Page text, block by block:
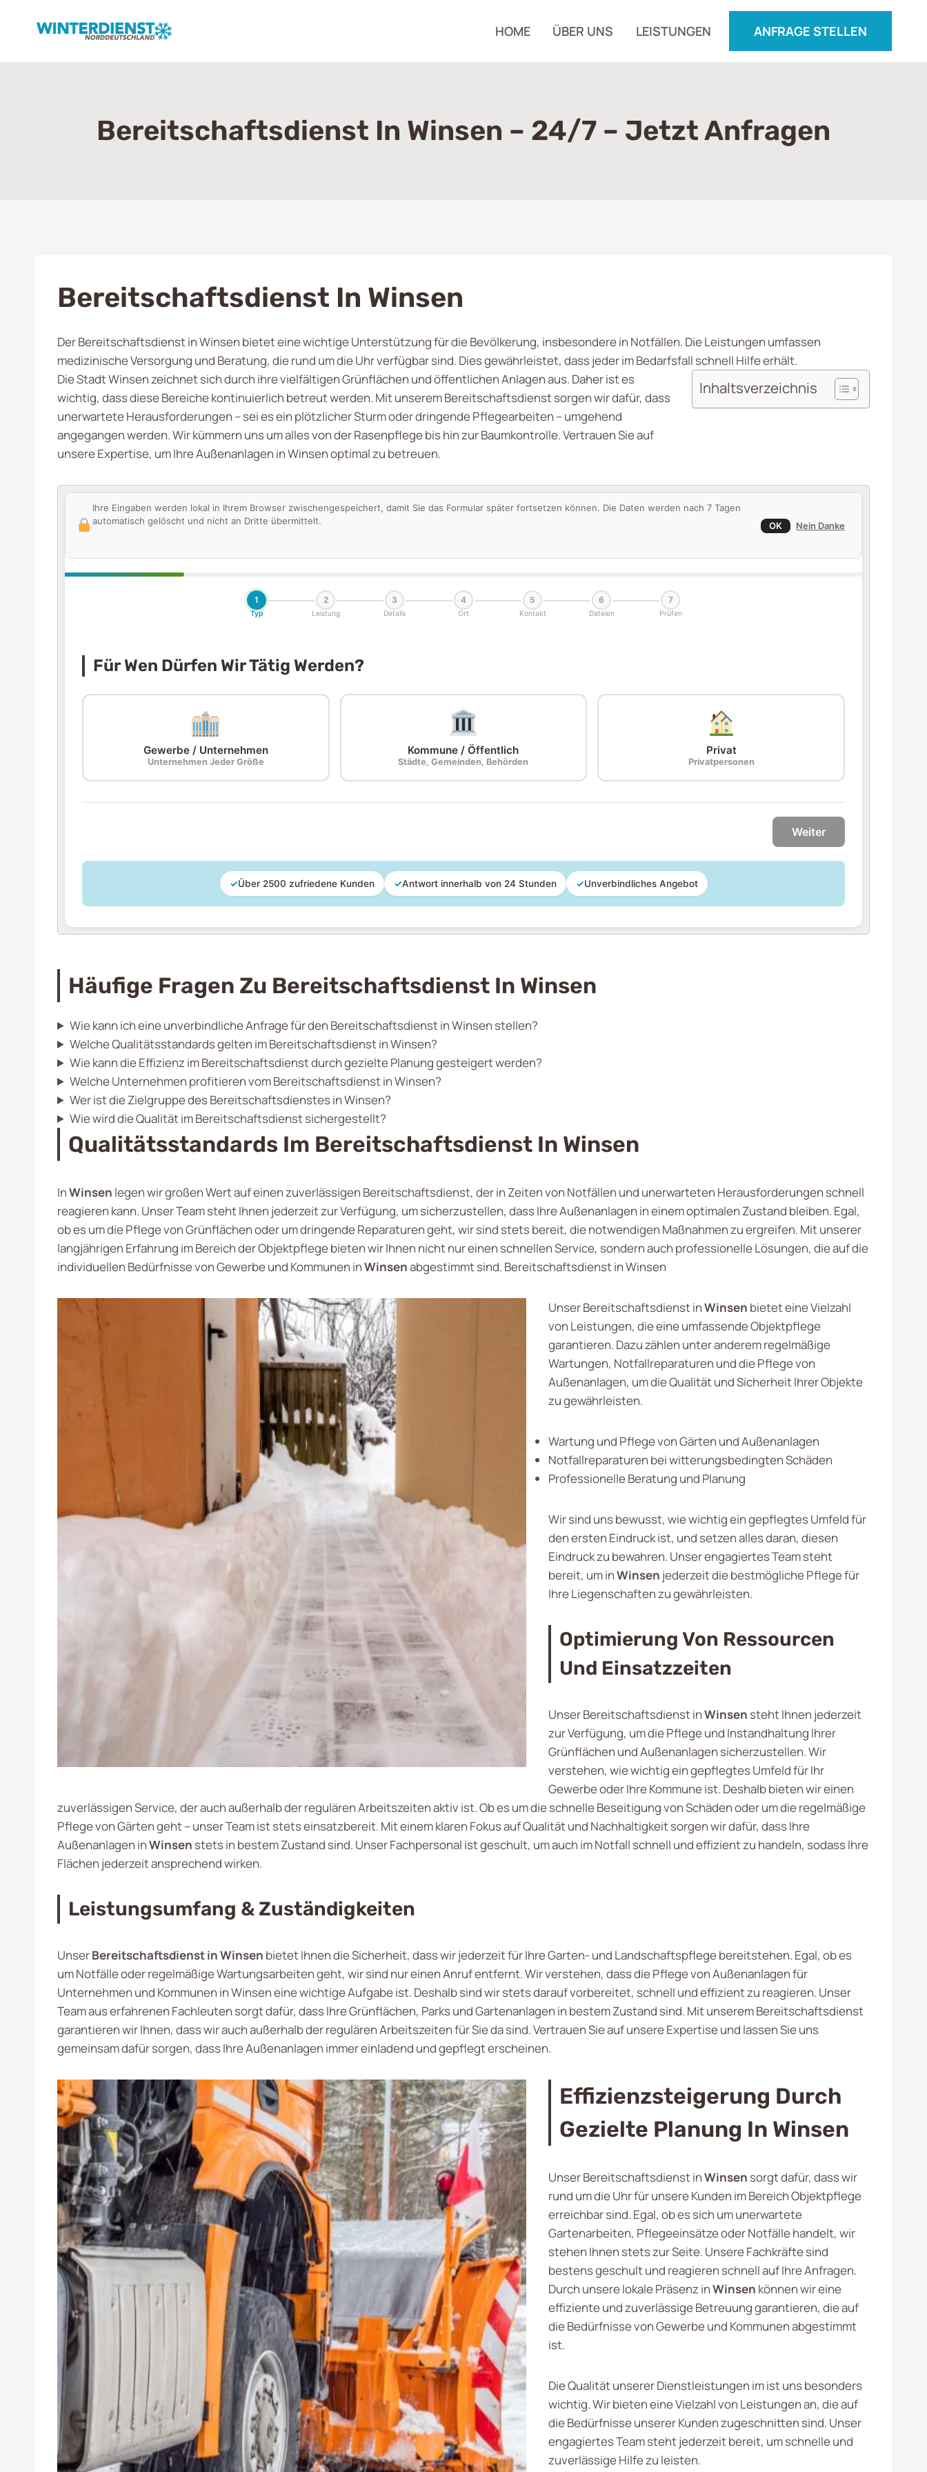
HOME ÜBER UNS LEISTUNGEN ANFRAGE STELLEN
Bereitschaftsdienst In Winsen – 24/7 – Jetzt Anfragen
Bereitschaftsdienst In Winsen
Der Bereitschaftsdienst in Winsen bietet eine wichtige Unterstützung für die Bevölkerung, insbesondere in Notfällen. Die Leistungen umfassen
medizinische Versorgung und Beratung, die rund um die Uhr verfügbar sind. Dies gewährleistet, dass jeder im Bedarfsfall schnell Hilfe erhält.
Inhaltsverzeichnis
Die Stadt Winsen zeichnet sich durch ihre vielfältigen Grünflächen und öffentlichen Anlagen aus. Daher ist es
wichtig, dass diese Bereiche kontinuierlich betreut werden. Mit unserem Bereitschaftsdienst sorgen wir dafür, dass
unerwartete Herausforderungen – sei es ein plötzlicher Sturm oder dringende Pflegearbeiten – umgehend
angegangen werden. Wir kümmern uns um alles von der Rasenpflege bis hin zur Baumkontrolle. Vertrauen Sie auf
unsere Expertise, um Ihre Außenanlagen in Winsen optimal zu betreuen.
Ihre Eingaben werden lokal in Ihrem Browser zwischengespeichert, damit Sie das Formular später fortsetzen können. Die Daten werden nach 7 Tagen
automatisch gelöscht und nicht an Dritte übermittelt.
OK Nein Danke
1
Typ
2
Leistung
3
Details
4
Ort
5
Kontakt
6
Dateien
7
Prüfen
Für Wen Dürfen Wir Tätig Werden?
Gewerbe / Unternehmen
Unternehmen Jeder Größe
Kommune / Öffentlich
Städte, Gemeinden, Behörden
Privat
Privatpersonen
Weiter
✓Über 2500 zufriedene Kunden ✓Antwort innerhalb von 24 Stunden ✓Unverbindliches Angebot
Häufige Fragen Zu Bereitschaftsdienst In Winsen
Wie kann ich eine unverbindliche Anfrage für den Bereitschaftsdienst in Winsen stellen?
Welche Qualitätsstandards gelten im Bereitschaftsdienst in Winsen?
Wie kann die Effizienz im Bereitschaftsdienst durch gezielte Planung gesteigert werden?
Welche Unternehmen profitieren vom Bereitschaftsdienst in Winsen?
Wer ist die Zielgruppe des Bereitschaftsdienstes in Winsen?
Wie wird die Qualität im Bereitschaftsdienst sichergestellt?
Qualitätsstandards Im Bereitschaftsdienst In Winsen
InWinsen legen wir großen Wert auf einen zuverlässigen Bereitschaftsdienst, der in Zeiten von Notfällen und unerwarteten Herausforderungen schnell
reagieren kann. Unser Team steht Ihnen jederzeit zur Verfügung, um sicherzustellen, dass Ihre Außenanlagen in einem optimalen Zustand bleiben. Egal,
ob es um die Pflege von Grünflächen oder um dringende Reparaturen geht, wir sind stets bereit, die notwendigen Maßnahmen zu ergreifen. Mit unserer
langjährigen Erfahrung im Bereich der Objektpflege bieten wir Ihnen nicht nur einen schnellen Service, sondern auch professionelle Lösungen, die auf die
individuellen Bedürfnisse von Gewerbe und Kommunen inWinsenabgestimmt sind. Bereitschaftsdienst in Winsen
Unser Bereitschaftsdienst inWinsen bietet eine Vielzahl
von Leistungen, die eine umfassende Objektpflege
garantieren. Dazu zählen unter anderem regelmäßige
Wartungen, Notfallreparaturen und die Pflege von
Außenanlagen, um die Qualität und Sicherheit Ihrer Objekte
zu gewährleisten.
Wartung und Pflege von Gärten und Außenanlagen
Notfallreparaturen bei witterungsbedingten Schäden
Professionelle Beratung und Planung
Wir sind uns bewusst, wie wichtig ein gepflegtes Umfeld für
den ersten Eindruck ist, und setzen alles daran, diesen
Eindruck zu bewahren. Unser engagiertes Team steht
bereit, um inWinsen jederzeit die bestmögliche Pflege für
Ihre Liegenschaften zu gewährleisten.
Optimierung Von Ressourcen
Und Einsatzzeiten
Unser Bereitschaftsdienst inWinsen steht Ihnen jederzeit
zur Verfügung, um die Pflege und Instandhaltung Ihrer
Grünflächen und Außenanlagen sicherzustellen. Wir
verstehen, wie wichtig ein gepflegtes Umfeld für Ihr
Gewerbe oder Ihre Kommune ist. Deshalb bieten wir einen
zuverlässigen Service, der auch außerhalb der regulären Arbeitszeiten aktiv ist. Ob es um die schnelle Beseitigung von Schäden oder um die regelmäßige
Pflege von Gärten geht – unser Team ist stets einsatzbereit. Mit einem klaren Fokus auf Qualität und Nachhaltigkeit sorgen wir dafür, dass Ihre
Außenanlagen inWinsen stets in bestem Zustand sind. Unser Fachpersonal ist geschult, um auch im Notfall schnell und effizient zu handeln, sodass Ihre
Flächen jederzeit ansprechend wirken.
Leistungsumfang & Zuständigkeiten
UnserBereitschaftsdienst in Winsen bietet Ihnen die Sicherheit, dass wir jederzeit für Ihre Garten- und Landschaftspflege bereitstehen. Egal, ob es
um Notfälle oder regelmäßige Wartungsarbeiten geht, wir sind nur einen Anruf entfernt. Wir verstehen, dass die Pflege von Außenanlagen für
Unternehmen und Kommunen in Winsen eine wichtige Aufgabe ist. Deshalb sind wir stets darauf vorbereitet, schnell und effizient zu reagieren. Unser
Team aus erfahrenen Fachleuten sorgt dafür, dass Ihre Grünflächen, Parks und Gartenanlagen in bestem Zustand sind. Mit unserem Bereitschaftsdienst
garantieren wir Ihnen, dass wir auch außerhalb der regulären Arbeitszeiten für Sie da sind. Vertrauen Sie auf unsere Expertise und lassen Sie uns
gemeinsam dafür sorgen, dass Ihre Außenanlagen immer einladend und gepflegt erscheinen.
Effizienzsteigerung Durch
Gezielte Planung In Winsen
Unser Bereitschaftsdienst inWinsen sorgt dafür, dass wir
rund um die Uhr für unsere Kunden im Bereich Objektpflege
erreichbar sind. Egal, ob es sich um unerwartete
Gartenarbeiten, Pflegeeinsätze oder Notfälle handelt, wir
stehen Ihnen stets zur Seite. Unsere Fachkräfte sind
bestens geschult und reagieren schnell auf Ihre Anfragen.
Durch unsere lokale Präsenz inWinsen können wir eine
effiziente und zuverlässige Betreuung garantieren, die auf
die Bedürfnisse von Gewerbe und Kommunen abgestimmt
ist.
Die Qualität unserer Dienstleistungen im ist uns besonders
wichtig. Wir bieten eine Vielzahl von Leistungen an, die auf
die Bedürfnisse unserer Kunden zugeschnitten sind. Unser
engagiertes Team steht jederzeit bereit, um schnelle und
zuverlässige Hilfe zu leisten.